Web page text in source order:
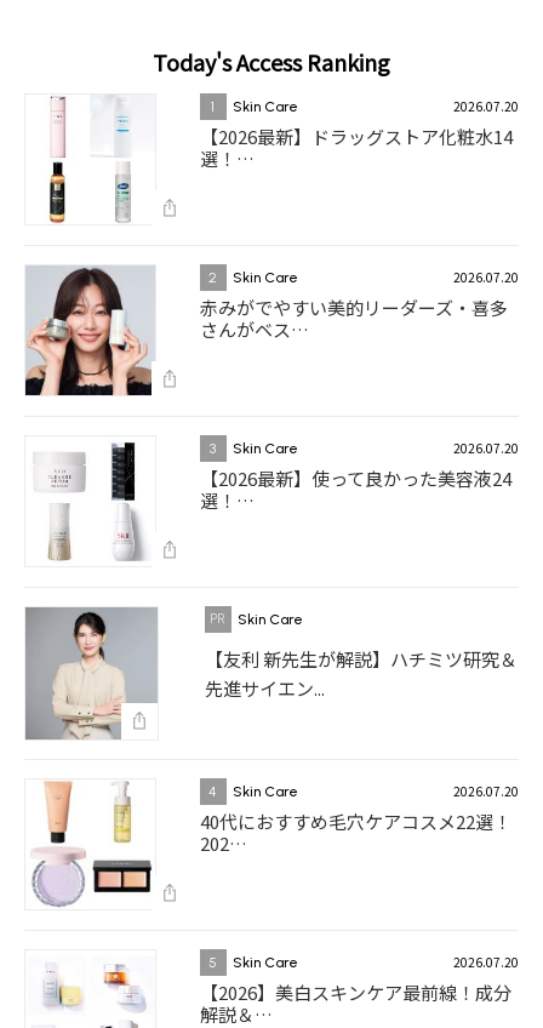
Today's Access Ranking
1 Skin Care 2026.07.20
【2026最新】ドラッグストア化粧水14
選！…
2 Skin Care 2026.07.20
赤みがでやすい美的リーダーズ・喜多
さんがベス…
3 Skin Care 2026.07.20
【2026最新】使って良かった美容液24
選！…
Skin Care
【友利 新先生が解説】ハチミツ研究＆
先進サイエン...
4 Skin Care 2026.07.20
40代におすすめ毛穴ケアコスメ22選！
202…
5 Skin Care 2026.07.20
【2026】美白スキンケア最前線！成分
解説＆…